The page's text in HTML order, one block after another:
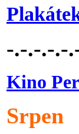
-.-.-.-.-
Kino
Srpen